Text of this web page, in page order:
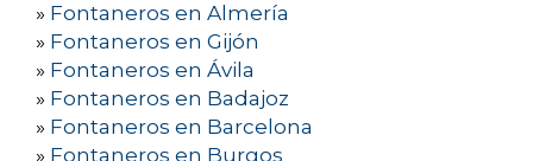
» Fontaneros en Almería
» Fontaneros en Gijón
» Fontaneros en Ávila
» Fontaneros en Badajoz
» Fontaneros en Barcelona
» Fontaneros en Burgos